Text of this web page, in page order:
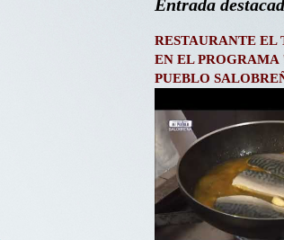
Entrada
RESTAURANTE EL
EN EL PROGRAMA
PUEBLO